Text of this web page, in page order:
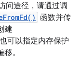
问途径，请通过调
函数并传
建
可以指定内存保护
。